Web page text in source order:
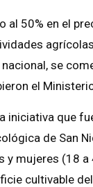
al 50% en el
se
el
iniciativa que
de San
y mujeres (18
cultivable